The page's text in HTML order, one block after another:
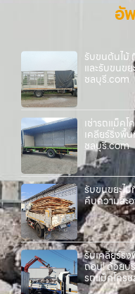
อั
รับขนต้นไม้
และรับขนข
ชลบุรี.com
เช่ารถแม็ค
เคลียร์ริ่งพื้
ชลบุรี.com
รับขนขยะไ
คืนความสะ
รับเคลียร์ริ่
ถอน! ด้วยบ
รถแม็คโคร